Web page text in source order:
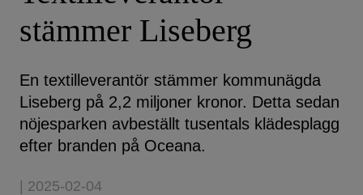
stämmer Liseberg
En textilleverantör stämmer kommunägda
Liseberg på 2,2 miljoner kronor. Detta sedan
nöjesparken avbeställt tusentals klädesplagg
efter branden på Oceana.
| 2025-02-04